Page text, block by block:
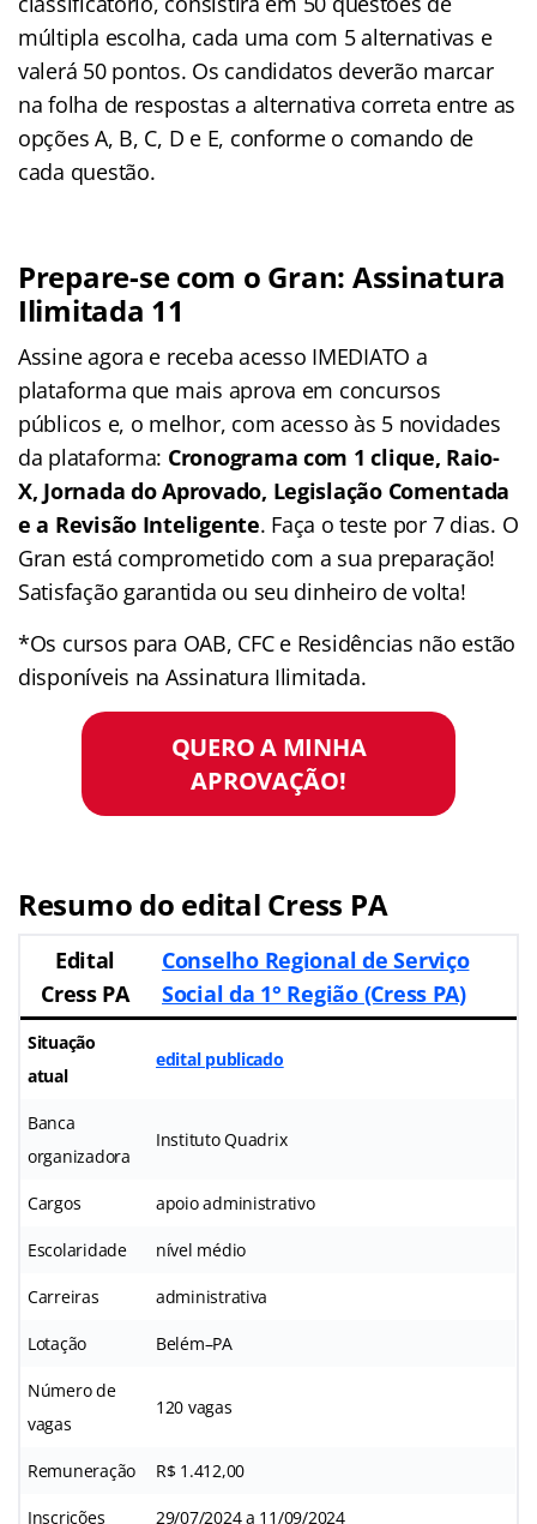
múltipla escolha, cada uma com 5 alternativas e
valerá 50 pontos. Os candidatos deverão marcar
na folha de respostas a alternativa correta entre as
opções A, B, C, D e E, conforme o comando de
cada questão.
Prepare-se com o Gran: Assinatura
Ilimitada 11
Assine agora e receba acesso IMEDIATO a
plataforma que mais aprova em concursos
públicos e, o melhor, com acesso às 5 novidades
da plataforma: Cronograma com 1 clique, Raio-
X, Jornada do Aprovado, Legislação Comentada
e a Revisão Inteligente. Faça o teste por 7 dias. O
Gran está comprometido com a sua preparação!
Satisfação garantida ou seu dinheiro de volta!
*Os cursos para OAB, CFC e Residências não estão
disponíveis na Assinatura Ilimitada.
QUERO A MINHA
APROVAÇÃO!
Resumo do edital Cress PA
Edital
Cress PA
Conselho Regional de Serviço
Social da 1° Região (Cress PA)
Situação
atual
edital publicado
Banca
organizadora
Instituto Quadrix
Cargos apoio administrativo
Escolaridade nível médio
Carreiras administrativa
Lotação Belém–PA
Número de
vagas
120 vagas
Remuneração R$ 1.412,00
Inscrições 29/07/2024 a 11/09/2024